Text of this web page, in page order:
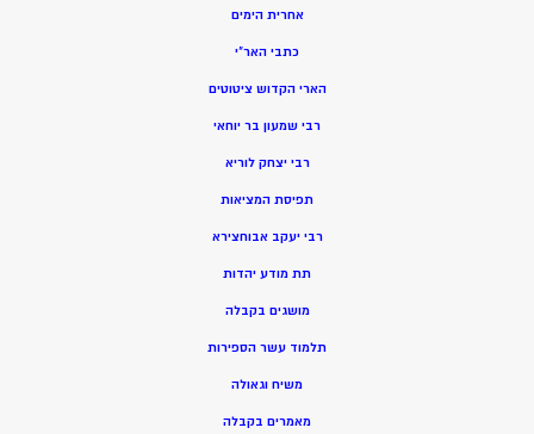
אחרית הימים
כתבי האר”י
הארי הקדוש ציטוטים
רבי שמעון בר יוחאי
רבי יצחק לוריא
תפיסת המציאות
רבי יעקב אבוחצירא
תת מודע יהדות
מושגים בקבלה
תלמוד עשר הספירות
משיח וגאולה
מאמרים בקבלה